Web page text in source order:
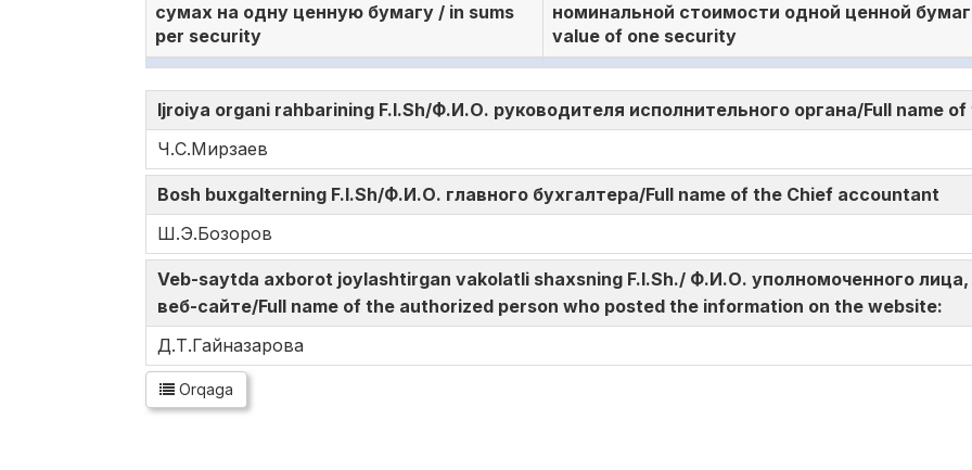
сумах на одну ценную бумагу / in sums
per security
номинальной стоимости одной ценной
value of one security
Ijroiya organi rahbarining F.I.Sh/Ф.И.О. руководителя исполнительного органа/Full name
Ч.С.Мирзаев
Bosh buxgalterning F.I.Sh/Ф.И.О. главного бухгалтера/Full name of the Chief accountant
Ш.Э.Бозоров
Veb-saytda axborot joylashtirgan vakolatli shaxsning F.I.Sh./ Ф.И.О. уполномоченного
веб-сайте/Full name of the authorized person who posted the information on the website:
Д.Т.Гайназарова
Orqaga